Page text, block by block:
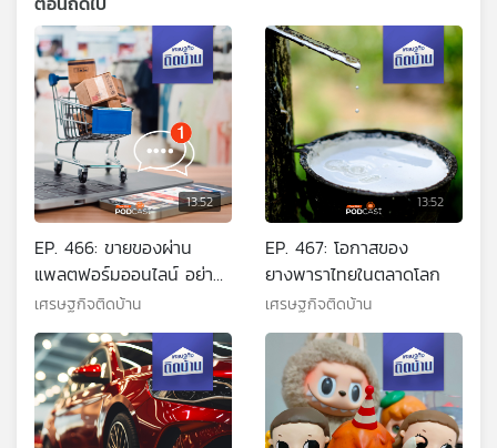
13:52
EP. 466: ขายของผ่าน
แพลตฟอร์มออนไลน์ อย่า
คิดว่าฟรีเพราะมีต้นทุน
แอบแฝง
เศรษฐกิจติดบ้าน
13:52
EP. 467: โอกาสของ
ยางพาราไทยในตลาดโลก
เศรษฐกิจติดบ้าน